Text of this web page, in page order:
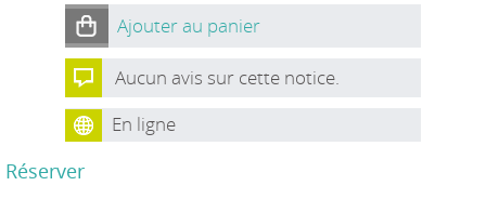
Ajouter au panier
Aucun avis sur cette notice.
En ligne
Réserver